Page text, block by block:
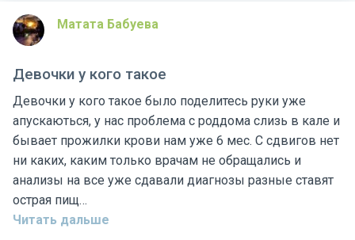
Матата Бабуева
Девочки у кого такое
Девочки у кого такое было поделитесь руки уже
апускаються, у нас проблема с роддома слизь в кале и
бывает прожилки крови нам уже 6 мес. С сдвигов нет
ни каких, каким только врачам не обращались и
анализы на все уже сдавали диагнозы разные ставят
острая пищ…
Читать дальше